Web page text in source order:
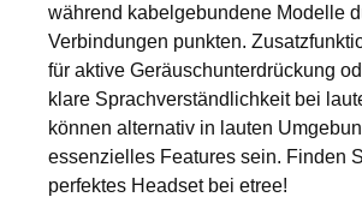
während kabelgebundene Modelle
Verbindungen punkten.
für aktive Geräuschunterdrückung
klare Sprachverständlichkeit bei
können alternativ in lauten
essenzielles Features sein. Finden
perfektes Headset bei etree!